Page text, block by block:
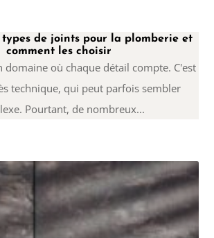
de joints pour la plomberie et
comment les choisir
domaine où chaque détail compte. C'est
technique, qui peut parfois sembler
Pourtant, de nombreux...